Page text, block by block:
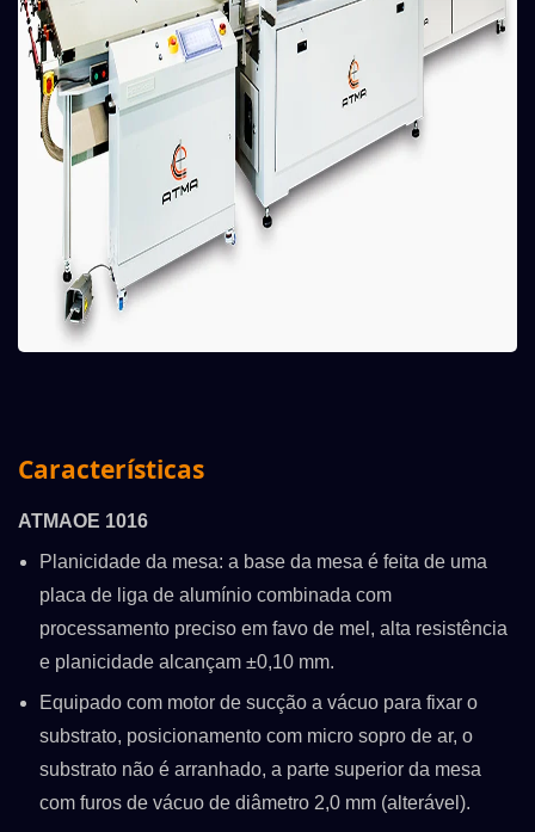
Características
ATMAOE 1016
Planicidade da mesa: a base da mesa é feita de uma
placa de liga de alumínio combinada com
processamento preciso em favo de mel, alta resistência
e planicidade alcançam ±0,10 mm.
Equipado com motor de sucção a vácuo para fixar o
substrato, posicionamento com micro sopro de ar, o
substrato não é arranhado, a parte superior da mesa
com furos de vácuo de diâmetro 2,0 mm (alterável).